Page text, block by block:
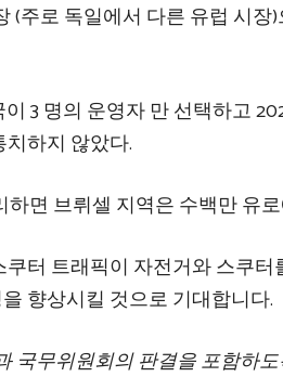
(주로 독일에서 다른 유럽 시장
3 명의 운영자 만 선택하고
하지 않았다.
면 브뤼셀 지역은 수백만 유
터 트래픽이 자전거와 스쿠
향상시킬 것으로 기대합니다.
국무위원회의 판결을 포함하